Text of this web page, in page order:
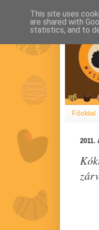
Főoldal
2011.
This site uses
are shared with
statistics, and to